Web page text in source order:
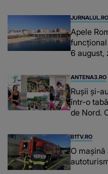
JURNALUL.RO
Apele
6 august,
ANTENA3.RO
Rușii și-
într-o
de Nord.
B1TV.RO
O